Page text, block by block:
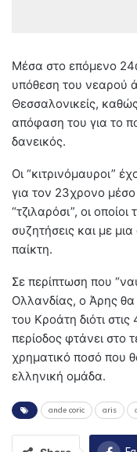
Μέσα στο επόμενο
υπόθεση του νεαρού
Θεσσαλονικείς,
απόφαση του για το
δανεικός.
Οι “κιτρινόμαυροι”
για τον 23χρονο μέσο
“τζιλαρόσι”, οι
συζητήσεις και με
παίκτη.
Σε περίπτωση που
Ολλανδίας, ο Άρης θα
του Κροάτη διότι
περίοδος φτάνει στο
χρηματικό ποσό που
ελληνική ομάδα.
ande coric aris